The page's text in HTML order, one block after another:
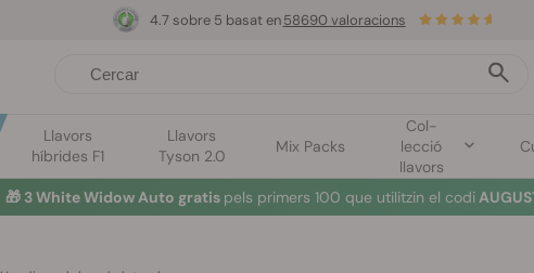
Llavors
híbrides F1
Llavors
Tyson 2.0
Mix Packs
Col-
lecció
llavors
4.7 sobre 5 basat en 58690 valoracions
🎁 3 White Widow Auto gratis pels primers 100 que utilitzin el codi